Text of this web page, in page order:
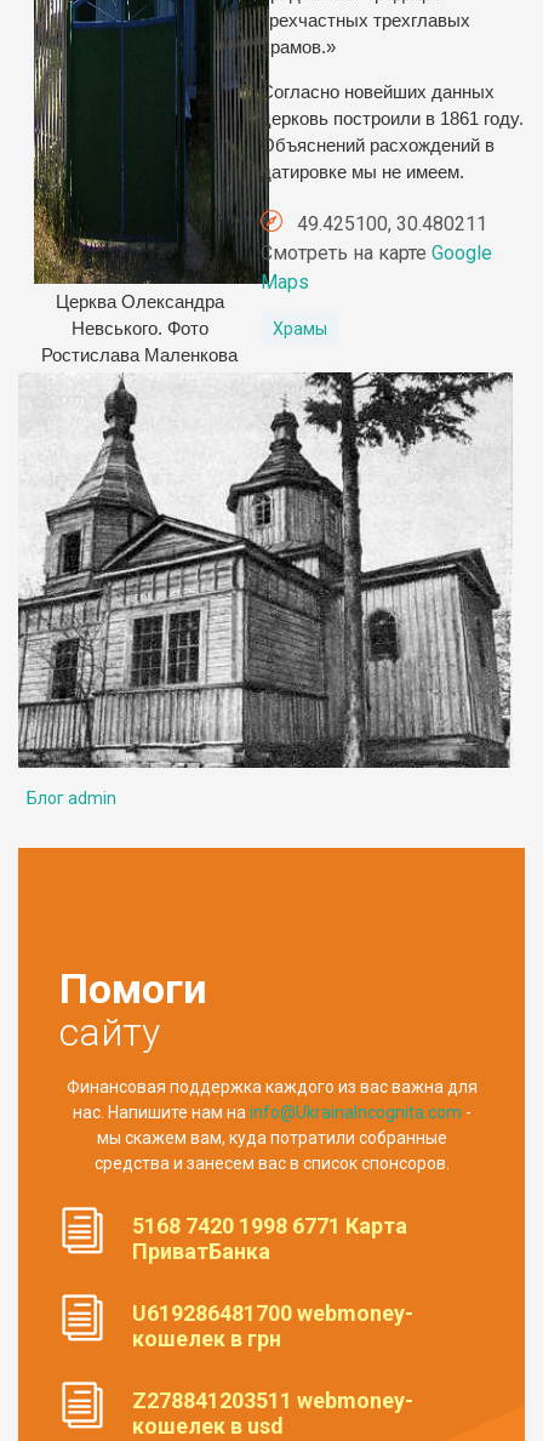
Церква Олександра
Невського. Фото
Ростислава Маленкова
трехчастных трехглавых
храмов.»
Согласно новейших данных
церковь построили в 1861 году.
Объяснений расхождений в
датировке мы не имеем.
49.425100, 30.480211
Смотреть на карте Google
Maps
Храмы
Блог admin
Помоги
сайту
Финансовая поддержка каждого из вас важна для
нас. Напишите нам на info@UkrainaIncognita.com -
мы скажем вам, куда потратили собранные
средства и занесем вас в список спонсоров.
5168 7420 1998 6771 Карта
ПриватБанка
U619286481700 webmoney-
кошелек в грн
Z278841203511 webmoney-
кошелек в usd